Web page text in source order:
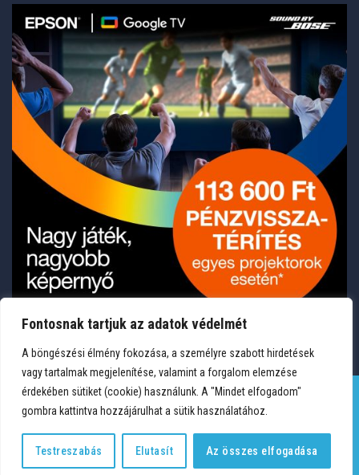
Fontosnak tartjuk az adatok védelmét
A böngészési élmény fokozása, a személyre szabott hirdetések
vagy tartalmak megjelenítése, valamint a forgalom elemzése
érdekében sütiket (cookie) használunk. A "Mindet elfogadom"
gombra kattintva hozzájárulhat a sütik használatához.
Testreszabás Elutasít Az összes elfogadása
Copyright 2026 © Medium Hungary Kft. Minden jog fenntartva.